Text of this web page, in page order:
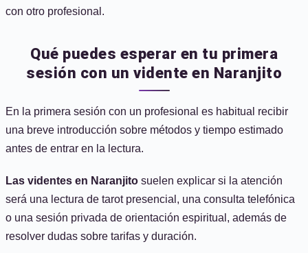
con otro profesional.
Qué puedes esperar en tu primera
sesión con un vidente en Naranjito
En la primera sesión con un profesional es habitual recibir
una breve introducción sobre métodos y tiempo estimado
antes de entrar en la lectura.
Las videntes en Naranjito suelen explicar si la atención
será una lectura de tarot presencial, una consulta telefónica
o una sesión privada de orientación espiritual, además de
resolver dudas sobre tarifas y duración.